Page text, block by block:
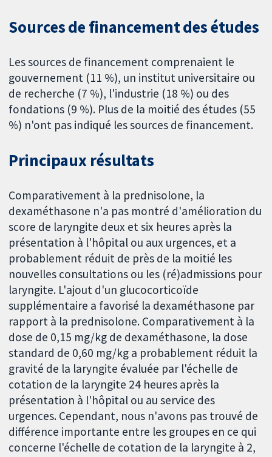
Sources de financement des études
Les sources de financement comprenaient le
gouvernement (11 %), un institut universitaire ou
de recherche (7 %), l'industrie (18 %) ou des
fondations (9 %). Plus de la moitié des études (55
%) n'ont pas indiqué les sources de financement.
Principaux résultats
Comparativement à la prednisolone, la
dexaméthasone n'a pas montré d'amélioration du
score de laryngite deux et six heures après la
présentation à l'hôpital ou aux urgences, et a
probablement réduit de près de la moitié les
nouvelles consultations ou les (ré)admissions pour
laryngite. L'ajout d'un glucocorticoïde
supplémentaire a favorisé la dexaméthasone par
rapport à la prednisolone. Comparativement à la
dose de 0,15 mg/kg de dexaméthasone, la dose
standard de 0,60 mg/kg a probablement réduit la
gravité de la laryngite évaluée par l'échelle de
cotation de la laryngite 24 heures après la
présentation à l'hôpital ou au service des
urgences. Cependant, nous n'avons pas trouvé de
différence importante entre les groupes en ce qui
concerne l'échelle de cotation de la laryngite à 2,